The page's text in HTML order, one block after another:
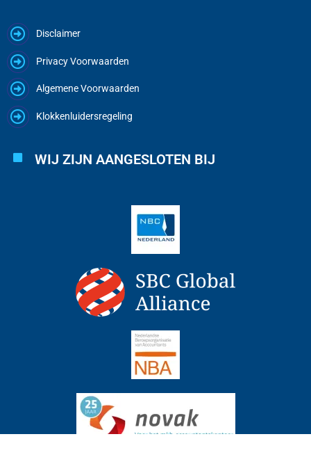
Disclaimer
Privacy Voorwaarden
Algemene Voorwaarden
Klokkenluidersregeling
WIJ ZIJN AANGESLOTEN BIJ